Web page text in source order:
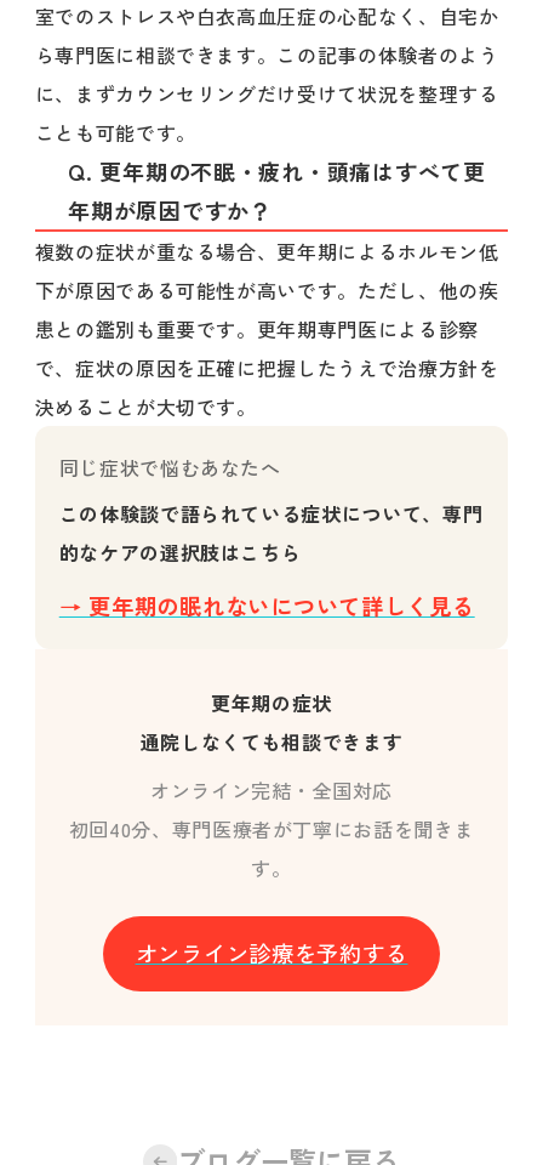
室でのストレスや白衣高血圧症の心配なく、自宅か
ら専門医に相談できます。この記事の体験者のよう
に、まずカウンセリングだけ受けて状況を整理する
ことも可能です。
Q. 更年期の不眠・疲れ・頭痛はすべて更
年期が原因ですか？
複数の症状が重なる場合、更年期によるホルモン低
下が原因である可能性が高いです。ただし、他の疾
患との鑑別も重要です。更年期専門医による診察
で、症状の原因を正確に把握したうえで治療方針を
決めることが大切です。
同じ症状で悩むあなたへ
この体験談で語られている症状について、専門
的なケアの選択肢はこちら
→ 更年期の眠れないについて詳しく見る
更年期の症状
通院しなくても相談できます
オンライン完結・全国対応
初回40分、専門医療者が丁寧にお話を聞きま
す。
オンライン診療を予約する